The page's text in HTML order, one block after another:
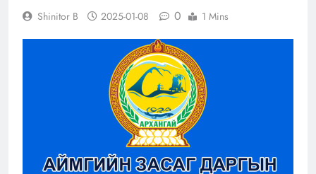
Shinitor B 2025-01-08 0 1 Mins